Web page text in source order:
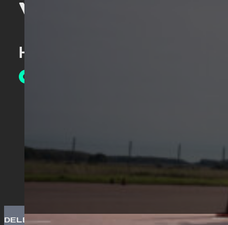
VÄNTA!
Hos oss kan du delbetala
DELBETALA MED